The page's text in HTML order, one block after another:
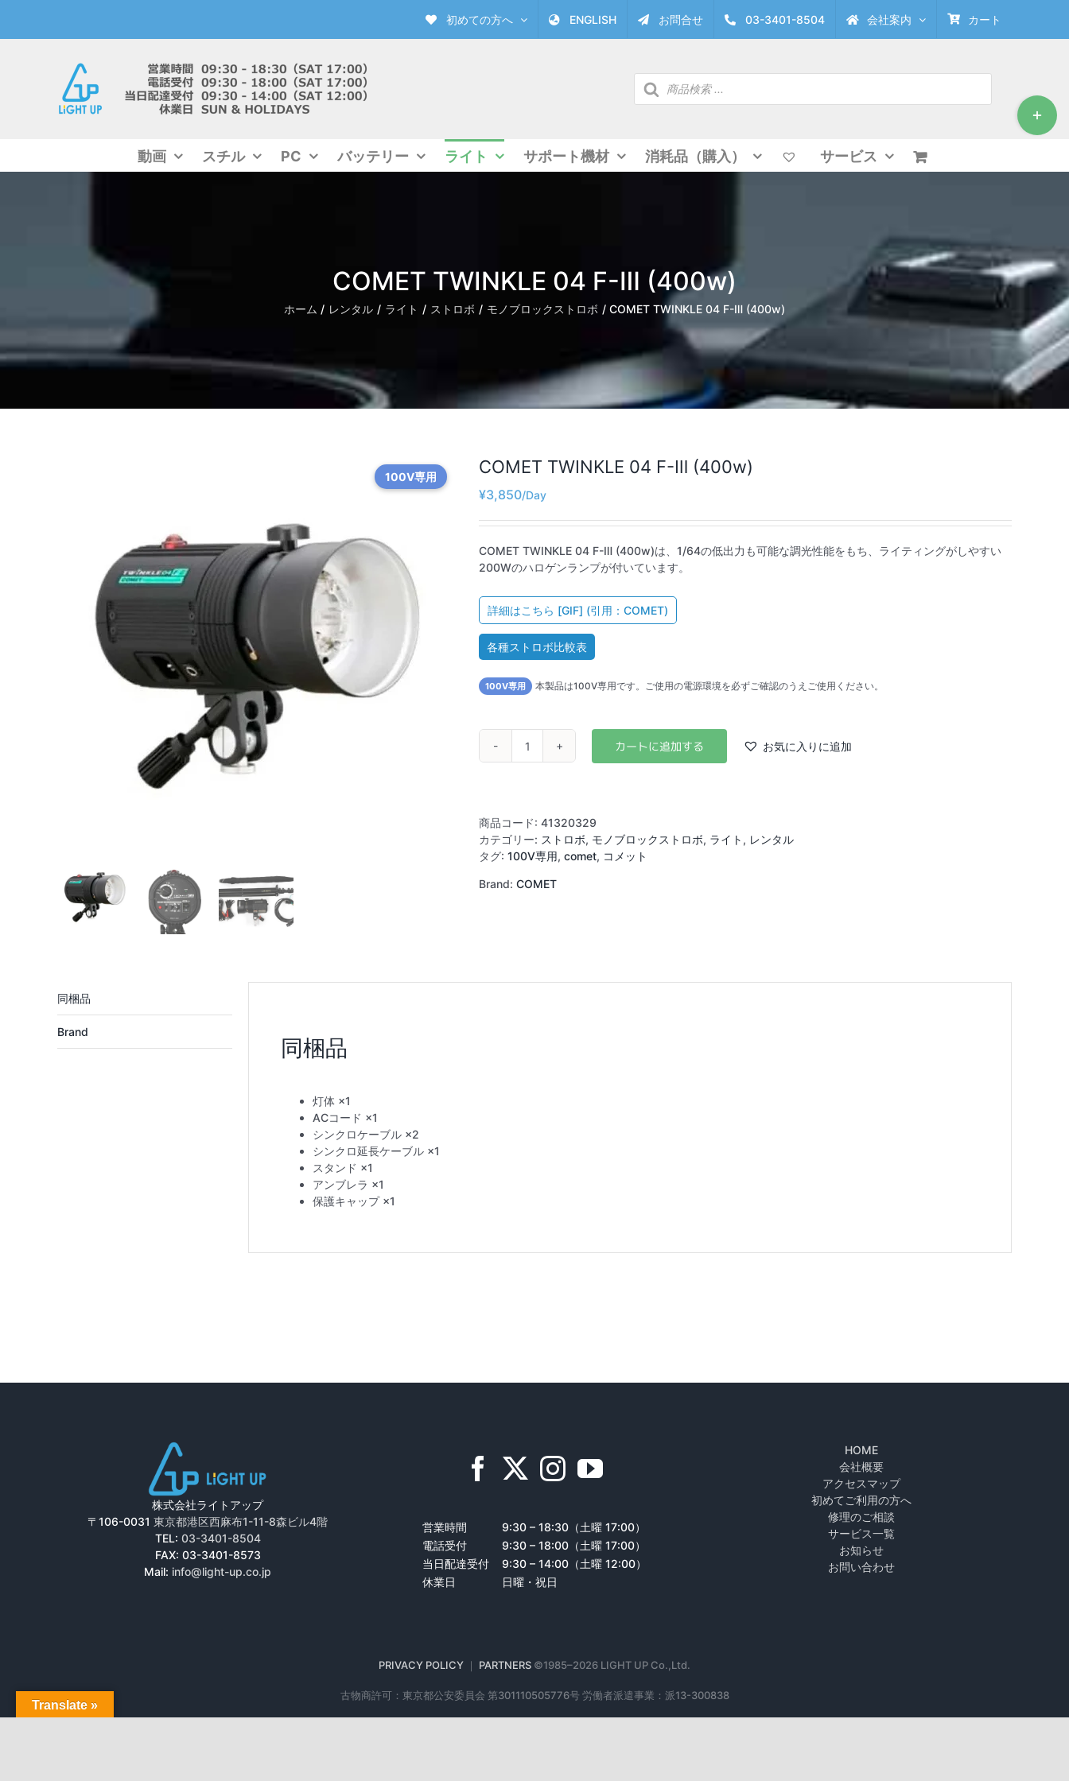
content
初めての方へ ENGLISH お問合せ 03-3401-8504 会社案内 カート
商
品
動画 スチル PC バッテリー ライト サポート機材 消耗品（購入） サービス
COMET TWINKLE 04 F-Ⅲ (400w)
ホーム レンタル ライト ストロボ モノブロックストロボ COMET TWINKLE 04 F-Ⅲ (400w)
100V専用 COMET TWINKLE 04 F-Ⅲ (400w)
¥3,850
COMET TWINKLE 04 F-Ⅲ (400w)は、1/64の低出力も可能な調光性能をもち、ライティングがしやすい
200Wのハロゲンランプが付いています。
詳細はこちら [GIF] (引用：COMET)
各種ストロボ比較表
100V専用 本製品は100V専用です。ご使用の電源環境を必ずご確認のうえご使用ください。
COMET
Ⅲ
(400w)
個
お気に入りに追加
商品コード: 41320329
カテゴリー: ストロボ, モノブロックストロボ, ライト , レンタル
タグ: 100V専用, comet, コメット
Brand: COMET
Brand
灯体 ×1
ACコード ×1
シンクロケーブル ×2
シンクロ延長ケーブル ×1
スタンド ×1
アンブレラ ×1
保護キャップ ×1
株式会社ライトアップ
〒106-0031東京都港区西麻布1-11-8森ビル4階
TEL: 03-3401-8504
FAX: 03-3401-8573
Mail: info@light-up.co.jp
営業時間
9:30 – 18:30（土曜 17:00）
電話受付
9:30 – 18:00（土曜 17:00）
当日配達受付
9:30 – 14:00（土曜 12:00）
休業日
日曜・祝日
HOME
会社概要
アクセスマップ
初めてご利用の方へ
修理のご相談
サービス一覧
お知らせ
お問い合わせ
PRIVACY POLICY ｜ PARTNERS ©1985–2026 LIGHT UP Co.,Ltd.
古物商許可：東京都公安委員会 第301110505776号 労働者派遣事業：派13-300838
Toggle
Sliding
Bar
Translate »